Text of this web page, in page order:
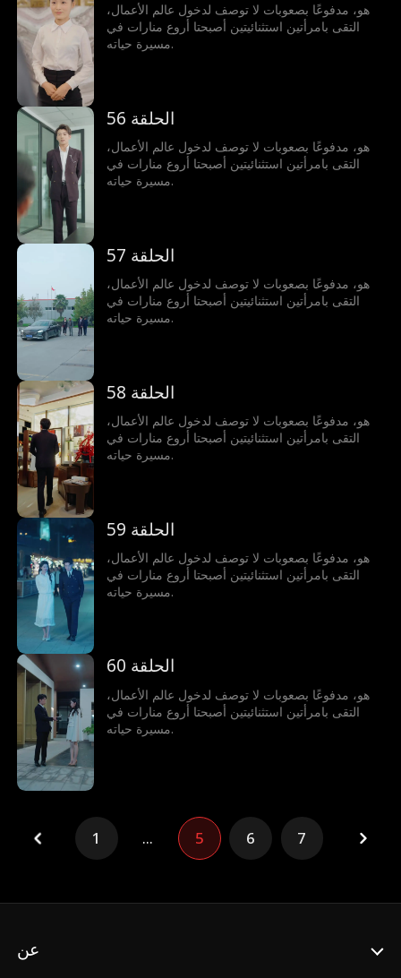
هو، مدفوعًا بصعوبات لا توصف لدخول عالم الأعمال،
التقى بامرأتين استثنائيتين أصبحتا أروع منارات في
مسيرة حياته.
الحلقة 56
هو، مدفوعًا بصعوبات لا توصف لدخول عالم الأعمال،
التقى بامرأتين استثنائيتين أصبحتا أروع منارات في
مسيرة حياته.
الحلقة 57
هو، مدفوعًا بصعوبات لا توصف لدخول عالم الأعمال،
التقى بامرأتين استثنائيتين أصبحتا أروع منارات في
مسيرة حياته.
الحلقة 58
هو، مدفوعًا بصعوبات لا توصف لدخول عالم الأعمال،
التقى بامرأتين استثنائيتين أصبحتا أروع منارات في
مسيرة حياته.
الحلقة 59
هو، مدفوعًا بصعوبات لا توصف لدخول عالم الأعمال،
التقى بامرأتين استثنائيتين أصبحتا أروع منارات في
مسيرة حياته.
الحلقة 60
هو، مدفوعًا بصعوبات لا توصف لدخول عالم الأعمال،
التقى بامرأتين استثنائيتين أصبحتا أروع منارات في
مسيرة حياته.
1 ... 5 6 7
عن